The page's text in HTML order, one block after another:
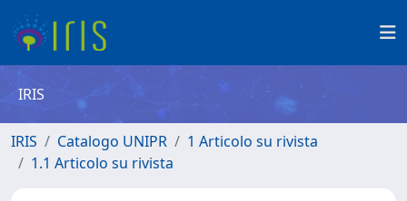
IRIS
IRIS Catalogo UNIPR
1 Articolo su rivista
1.1 Articolo su rivista